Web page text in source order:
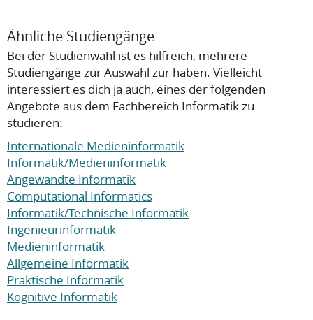
Ähnliche Studiengänge
Bei der Studienwahl ist es hilfreich, mehrere
Studiengänge zur Auswahl zur haben. Vielleicht
interessiert es dich ja auch, eines der folgenden
Angebote aus dem Fachbereich Informatik zu
studieren:
Internationale Medieninformatik
Informatik/Medieninformatik
Angewandte Informatik
Computational Informatics
Informatik/Technische Informatik
Ingenieurinformatik
Medieninformatik
Allgemeine Informatik
Praktische Informatik
Kognitive Informatik